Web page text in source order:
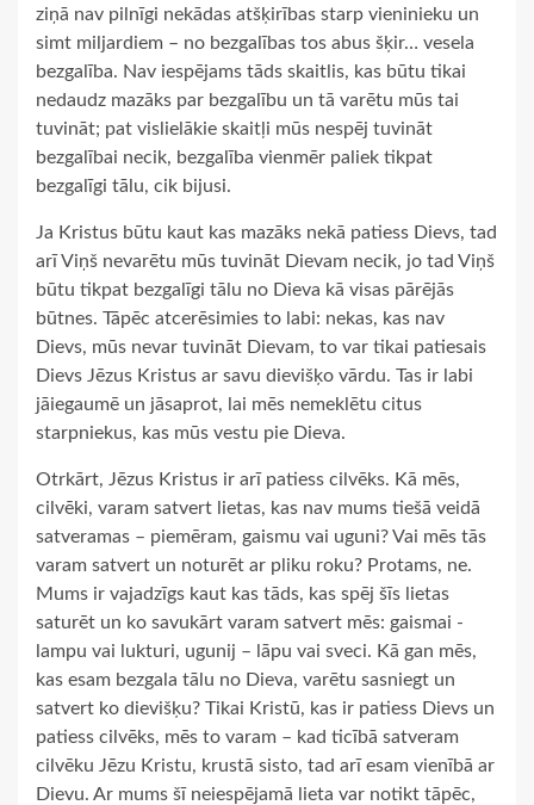
ziņā nav pilnīgi nekādas atšķirības starp vieninieku un
simt miljardiem – no bezgalības tos abus šķir… vesela
bezgalība. Nav iespējams tāds skaitlis, kas būtu tikai
nedaudz mazāks par bezgalību un tā varētu mūs tai
tuvināt; pat vislielākie skaitļi mūs nespēj tuvināt
bezgalībai necik, bezgalība vienmēr paliek tikpat
bezgalīgi tālu, cik bijusi.
Ja Kristus būtu kaut kas mazāks nekā patiess Dievs, tad
arī Viņš nevarētu mūs tuvināt Dievam necik, jo tad Viņš
būtu tikpat bezgalīgi tālu no Dieva kā visas pārējās
būtnes. Tāpēc atcerēsimies to labi: nekas, kas nav
Dievs, mūs nevar tuvināt Dievam, to var tikai patiesais
Dievs Jēzus Kristus ar savu dievišķo vārdu. Tas ir labi
jāiegaumē un jāsaprot, lai mēs nemeklētu citus
starpniekus, kas mūs vestu pie Dieva.
Otrkārt, Jēzus Kristus ir arī patiess cilvēks. Kā mēs,
cilvēki, varam satvert lietas, kas nav mums tiešā veidā
satveramas – piemēram, gaismu vai uguni? Vai mēs tās
varam satvert un noturēt ar pliku roku? Protams, ne.
Mums ir vajadzīgs kaut kas tāds, kas spēj šīs lietas
saturēt un ko savukārt varam satvert mēs: gaismai -
lampu vai lukturi, ugunij – lāpu vai sveci. Kā gan mēs,
kas esam bezgala tālu no Dieva, varētu sasniegt un
satvert ko dievišķu? Tikai Kristū, kas ir patiess Dievs un
patiess cilvēks, mēs to varam – kad ticībā satveram
cilvēku Jēzu Kristu, krustā sisto, tad arī esam vienībā ar
Dievu. Ar mums šī neiespējamā lieta var notikt tāpēc,